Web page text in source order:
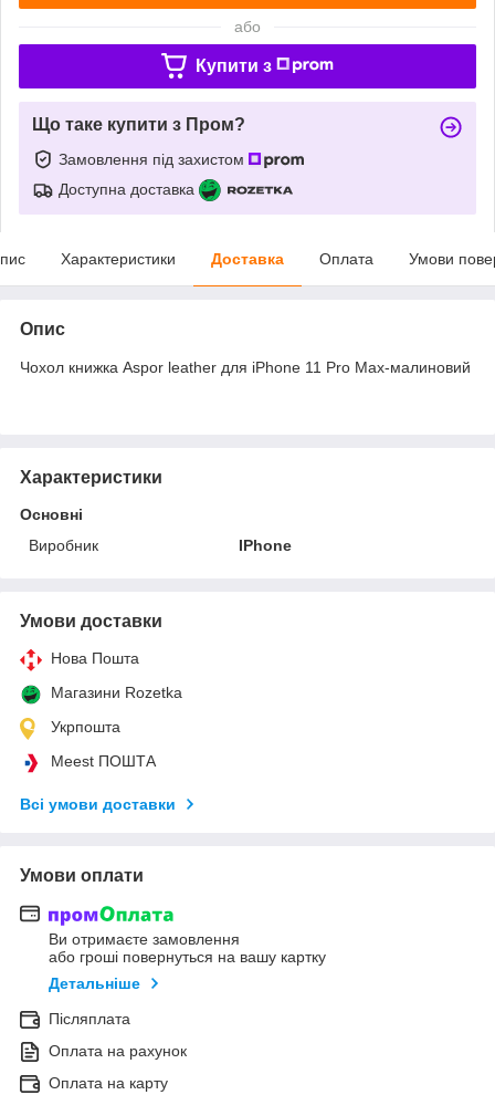
або
Купити з
Що таке купити з Пром?
Замовлення під захистом
Доступна доставка
Характеристики Доставка Оплата Умови
Опис
Чохол книжка Aspor leather для iPhone 11 Pro Max-малиновий
Характеристики
Основні
Виробник
IPhone
Умови доставки
Нова Пошта
Магазини Rozetka
Укрпошта
Meest ПОШТА
Всі умови доставки
Умови оплати
Ви отримаєте замовлення
або гроші повернуться на вашу картку
Детальніше
Післяплата
Оплата на рахунок
Оплата на карту